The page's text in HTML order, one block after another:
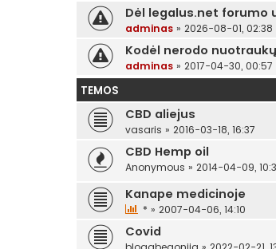
Dėl legalus.net forumo
adminas » 2026-08-01, 02:38
Kodėl nerodo
adminas » 2017-04-30, 00:57
TEMOS
CBD aliejus
vasaris » 2016-03-18, 16:37
CBD Hemp oil
Anonymous » 2014-04-09,
Kanape medicinoje
* » 2007-04-06, 14:10
Covid